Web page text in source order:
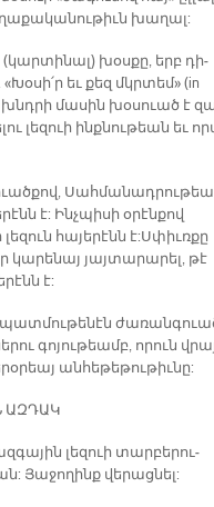
խա­ղալ:
(կար­տի­նալ) խօս­քը, երբ դի­
եւ քեզ մկրտեմ» (in
խնդրի մա­սին խօ­սուած է
լե­զուի ինք­նու­թեան եւ
է: Ինչ­պի­սի օ­րէն­քով
հա­յե­րէնն է: Սփիւռ­քը
կա­րե­նայ յայ­տա­րա­րել, թէ
է:
պատ­մու­թե­նէն
գո­յու­թեամբ, ո­րուն
ան­հե­թե­թու­թիւ­նը:
ԱԶ­ԴԱԿ
լե­զո­ւի տար­բե­րու­
Յա­ջո­ղինք վե­րաց­նել: